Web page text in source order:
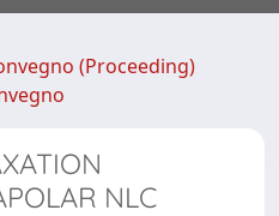
(Proceeding)
NLC